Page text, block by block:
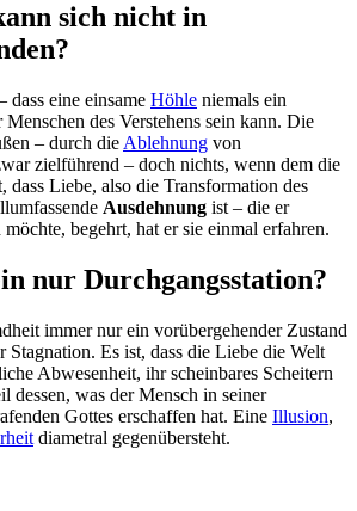
sich nicht in
eine einsame Höhle niemals ein
des Verstehens sein kann. Die
– durch die Ablehnung von
zielführend – doch nichts, wenn dem die
dass Liebe, also die Transformation des
Ausdehnung ist – die er
begehrt, hat er sie einmal erfahren.
nur Durchgangsstation?
immer nur ein vorübergehender Zustand
Stagnation. Es ist, dass die Liebe die Welt
Abwesenheit, ihr scheinbares Scheitern
dessen, was der Mensch in seiner
Gottes erschaffen hat. Eine Illusion,
diametral gegenübersteht.